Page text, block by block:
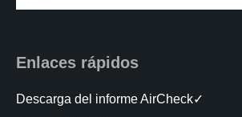
for:
Enlaces rápidos
Descarga del informe AirCheck✓